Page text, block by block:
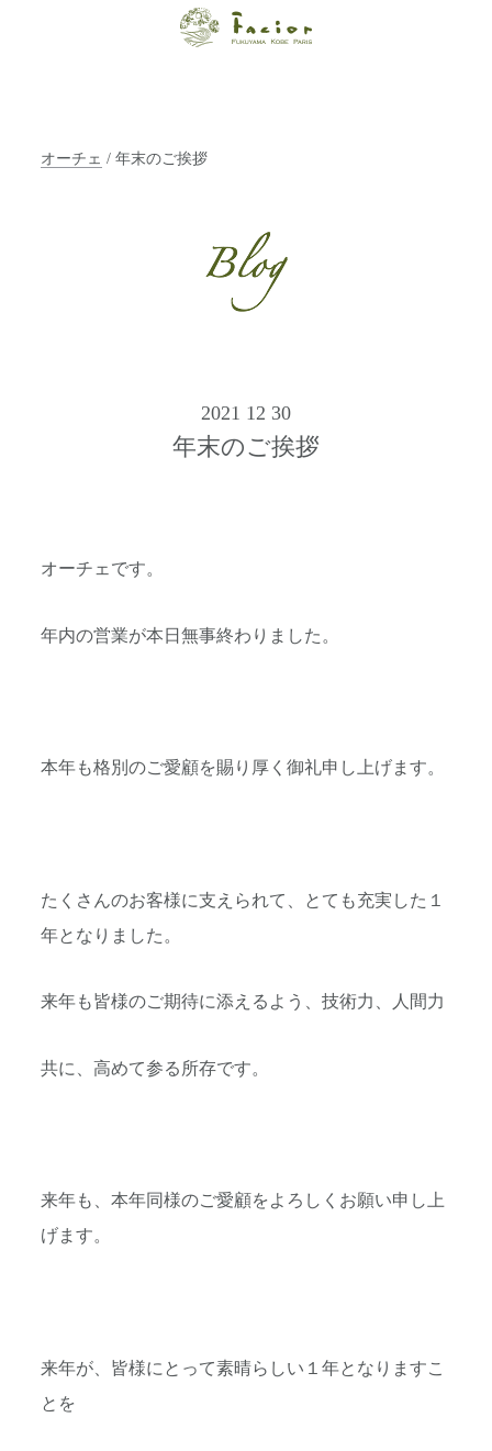
ン ファシオー
輝く美をトータ
ルでご提案しま
す。
オーチェ / 年末のご挨拶
2021 12 30
年末のご挨拶
オーチェです。
年内の営業が本日無事終わりました。
本年も格別のご愛顧を賜り厚く御礼申し上げます。
たくさんのお客様に支えられて、とても充実した１
年となりました。
来年も皆様のご期待に添えるよう、技術力、人間力
共に、高めて参る所存です。
来年も、本年同様のご愛顧をよろしくお願い申し上
げます。
来年が、皆様にとって素晴らしい１年となりますこ
とを